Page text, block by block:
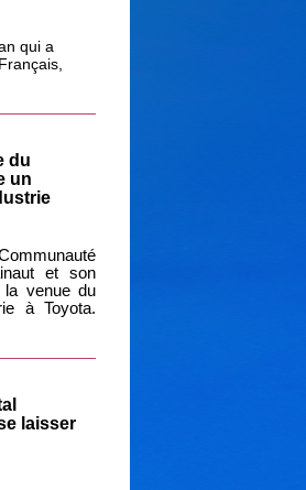
qui a
du
un
et son
la venue du
à Toyota.
laisser